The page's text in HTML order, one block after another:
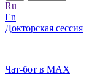
Ru
En
Докторская сессия
Чат-бот в MAX